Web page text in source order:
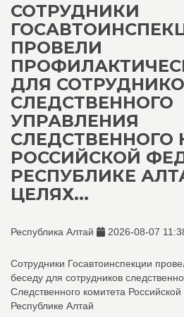
СОТРУДНИКИ
ПРОВЕЛИ
ДЛЯ
СЛЕДСТВЕННОГО
УПРАВЛЕНИЯ
СЛЕДСТВЕННОГО
РОССИЙСКОЙ
РЕСПУБЛИКЕ
ЦЕЛЯХ...
Республика Алтай 2026-08-07
Сотрудники Госавтоинспекции
беседу для сотрудников
Следственного комитета
Республике Алтай